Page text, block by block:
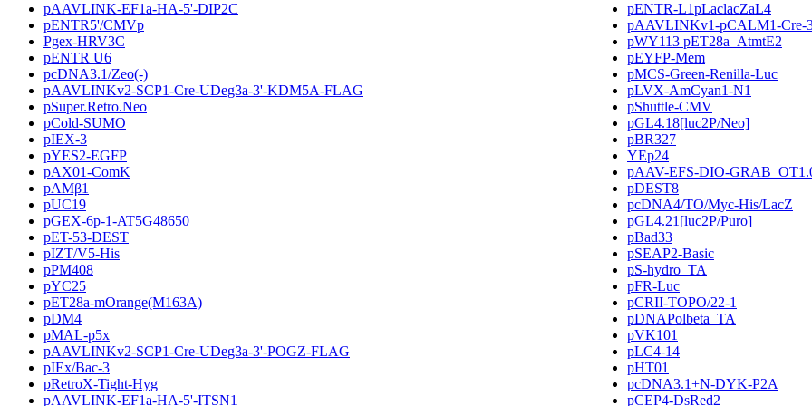
pAAVLINK-EF1a-HA-5'-DIP2C
pENTR-L1pLaclacZaL4
pENTR5'/CMVp
pAAVLINKv1-pCALM1-Cre-
Pgex-HRV3C
pWY113 pET28a_AtmtE2
pENTR U6
pEYFP-Mem
pcDNA3.1/Zeo(-)
pMCS-Green-Renilla-Luc
pAAVLINKv2-SCP1-Cre-UDeg3a-3'-KDM5A-FLAG
pLVX-AmCyan1-N1
pSuper.Retro.Neo
pShuttle-CMV
pCold-SUMO
pGL4.18[luc2P/Neo]
pIEX-3
pBR327
pYES2-EGFP
YEp24
pAX01-ComK
pAAV-EFS-DIO-
pAMβ1
pDEST8
pUC19
pcDNA4/TO/Myc-His/LacZ
pGEX-6p-1-AT5G48650
pGL4.21[luc2P/Puro]
pET-53-DEST
pBad33
pIZT/V5-His
pSEAP2-Basic
pPM408
pS-hydro_TA
pYC25
pFR-Luc
pET28a-mOrange(M163A)
pCRII-TOPO/22-1
pDM4
pDNAPolbeta_TA
pMAL-p5x
pVK101
pAAVLINKv2-SCP1-Cre-UDeg3a-3'-POGZ-FLAG
pLC4-14
pIEx/Bac-3
pHT01
pRetroX-Tight-Hyg
pcDNA3.1+N-DYK-P2A
pAAVLINK-EF1a-HA-5'-ITSN1
pCEP4-DsRed2